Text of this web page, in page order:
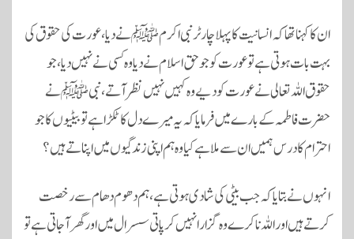
ان کا کہنا تھا کہ انسانیت کا پہلا چارٹر نبی اکرمﷺ نے دیا، عورت کی حقوق کی
بہت بات ہوتی ہے تو عورت کو جو حق اسلام نے دیا وہ کسی نے نہیں دیا، جو
حقوق اللہ تعالی نے عورت کو دیے وہ کہیں نہیں نظر آتے، نبیﷺ نے
حضرت فاطمہ کے بارے میں فرمایا کہ یہ میرے دل کا ٹکڑا ہے تو بیٹیوں کا جو
احترام کا درس ہمیں ان سے ملا ہے کیا وہ ہم اپنی زندگیوں میں اپناتے ہیں؟
انہوں نے بتایا کہ جب بیٹی کی شادی ہوتی ہے، ہم دھوم دھام سے رخصت
کرتے ہیں اور اللہ نا کرے وہ گزارا نہیں کر پاتی سسرال میں اور گھر آجاتی ہے تو